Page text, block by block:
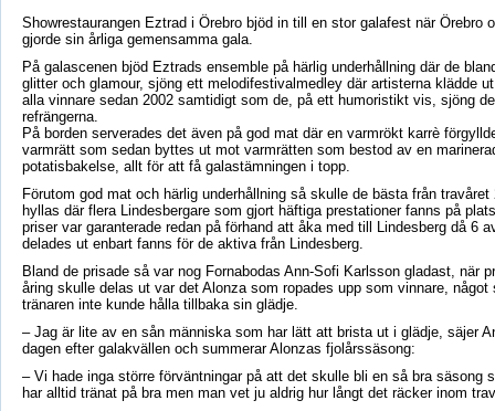
Showrestaurangen Eztrad i Örebro bjöd in till en stor galafest när Örebro
gjorde sin årliga gemensamma gala.
På galascenen bjöd Eztrads ensemble på härlig underhållning där de
glitter och glamour, sjöng ett melodifestivalmedley där artisterna klädde
alla vinnare sedan 2002 samtidigt som de, på ett humoristikt vis, sjöng
refrängerna.
På borden serverades det även på god mat där en varmrökt karrè
varmrätt som sedan byttes ut mot varmrätten som bestod av en
potatisbakelse, allt för att få galastämningen i topp.
Förutom god mat och härlig underhållning så skulle de bästa från travåret
hyllas där flera Lindesbergare som gjort häftiga prestationer fanns på
priser var garanterade redan på förhand att åka med till Lindesberg då 6
delades ut enbart fanns för de aktiva från Lindesberg.
Bland de prisade så var nog Fornabodas Ann-Sofi Karlsson gladast, när
åring skulle delas ut var det Alonza som ropades upp som vinnare, något
tränaren inte kunde hålla tillbaka sin glädje.
– Jag är lite av en sån människa som har lätt att brista ut i glädje, säjer
dagen efter galakvällen och summerar Alonzas fjolårssäsong:
– Vi hade inga större förväntningar på att det skulle bli en så bra säsong
har alltid tränat på bra men man vet ju aldrig hur långt det räcker inom